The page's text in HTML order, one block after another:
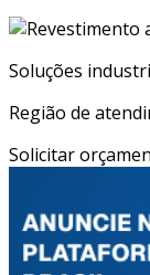
Soluções
Região de
Solicitar